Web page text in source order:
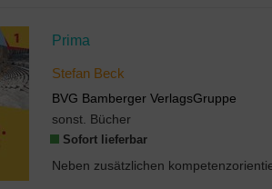
Prima
Stefan Beck
BVG Bamberger VerlagsGruppe
sonst. Bücher
Sofort lieferbar